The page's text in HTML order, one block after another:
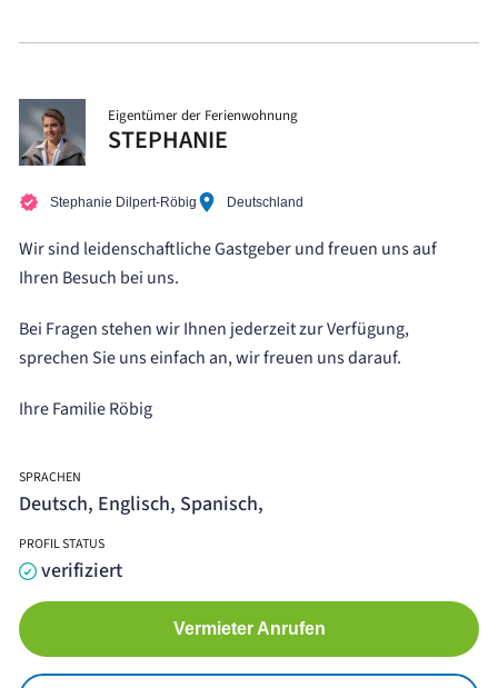
Eigentümer der Ferienwohnung
STEPHANIE
Stephanie Dilpert-Röbig Deutschland
Wir sind leidenschaftliche Gastgeber und freuen uns auf
Ihren Besuch bei uns.
Bei Fragen stehen wir Ihnen jederzeit zur Verfügung,
sprechen Sie uns einfach an, wir freuen uns darauf.
Ihre Familie Röbig
SPRACHEN
Deutsch, Englisch, Spanisch,
verifiziert
PROFIL STATUS
Vermieter Anrufen